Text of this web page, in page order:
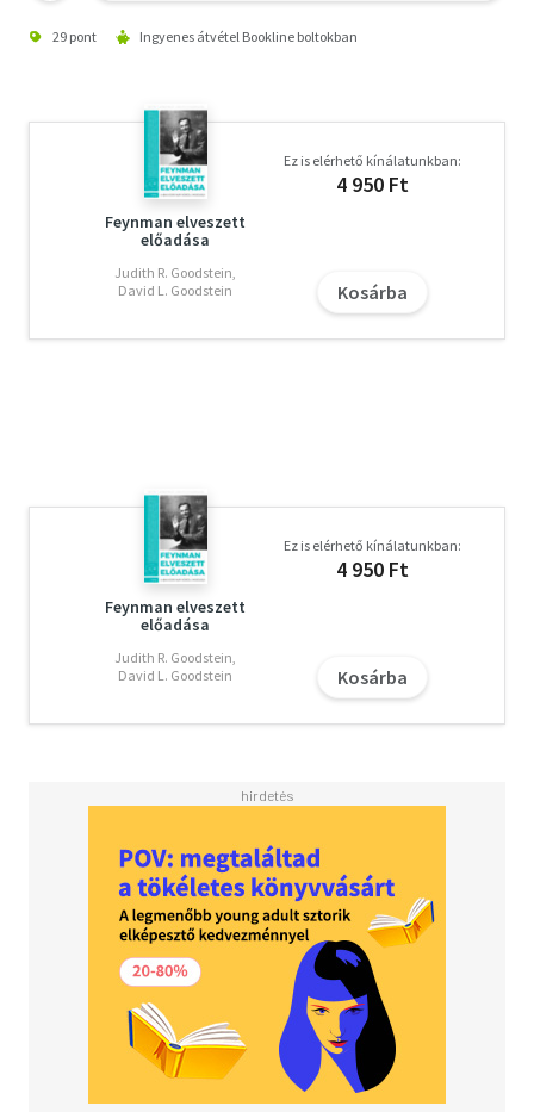
29 pont Ingyenes átvétel Bookline boltokban
Feynman elveszett
előadása
Judith R. Goodstein,
David L. Goodstein
Ez is elérhető kínálatunkban:
4 950 Ft
Kosárba
Feynman elveszett
előadása
Judith R. Goodstein,
David L. Goodstein
Ez is elérhető kínálatunkban:
4 950 Ft
Kosárba